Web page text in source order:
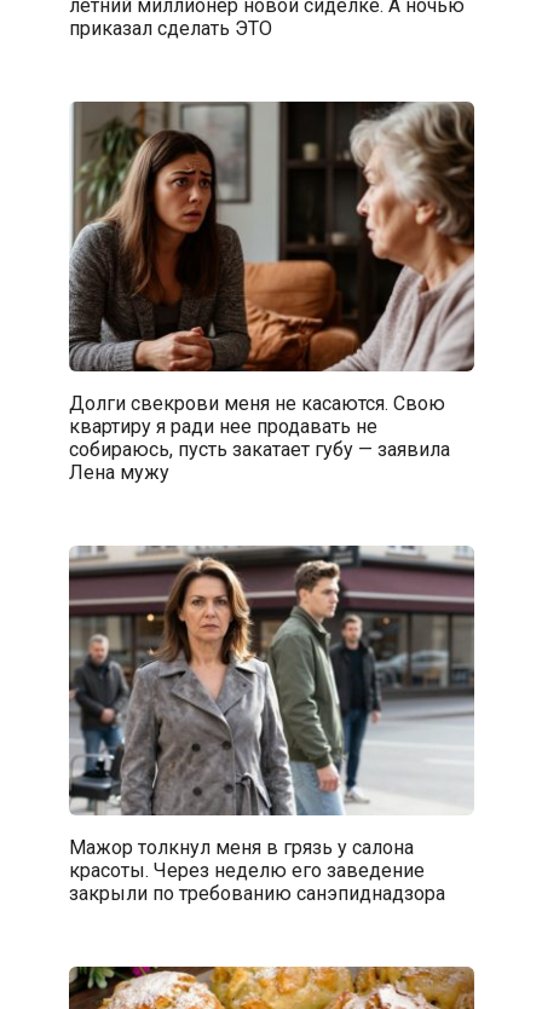
летний миллионер новой сиделке. А ночью
приказал сделать ЭТО
Долги свекрови меня не касаются. Свою
квартиру я ради нее продавать не
собираюсь, пусть закатает губу — заявила
Лена мужу
Мажор толкнул меня в грязь у салона
красоты. Через неделю его заведение
закрыли по требованию санэпиднадзора